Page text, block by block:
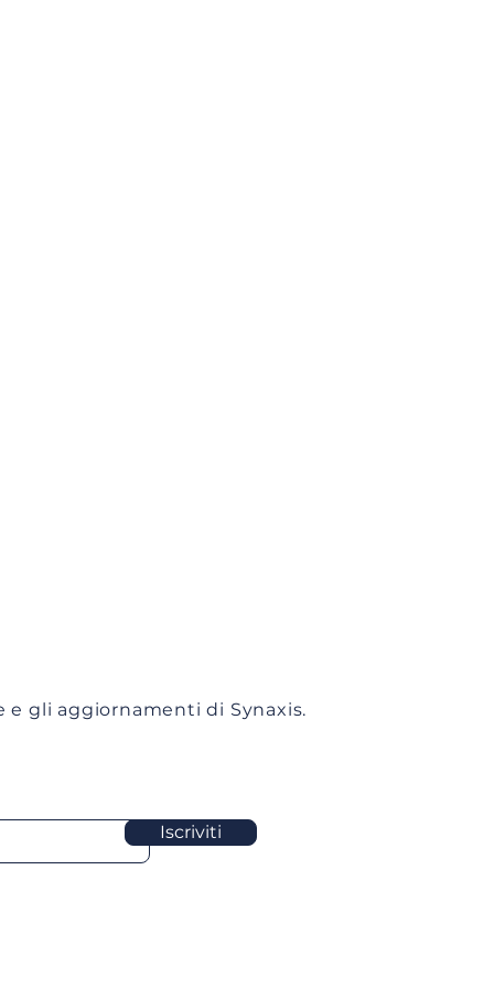
e gli aggiornamenti di Synaxis.
Iscriviti